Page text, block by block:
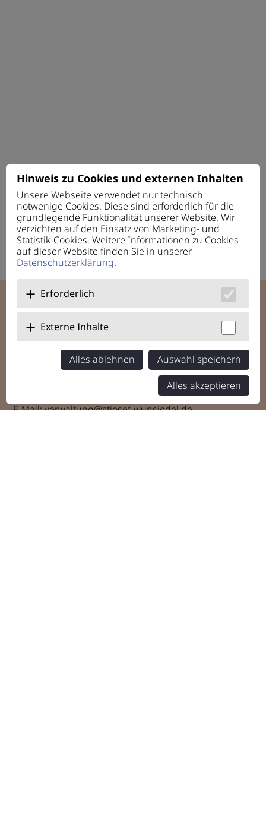
Pfälzer Gäßchen 5
95632 Wunsiedel
E-Mail:verwaltung@stjosef-wunsiedel.de
Hinweis zu Cookies und externen Inhalten
Unsere Webseite verwendet nur technisch
notwenige Cookies. Diese sind erforderlich für die
grundlegende Funktionalität unserer Website. Wir
verzichten auf den Einsatz von Marketing- und
Statistik-Cookies. Weitere Informationen zu Cookies
auf dieser Website finden Sie in unserer
Datenschutzerklärung.
Erforderlich
Externe Inhalte
Alles ablehnen
Auswahl speichern
Alles akzeptieren